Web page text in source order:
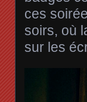
ces
soirs, où
sur les